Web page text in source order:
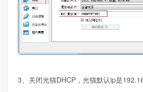
3、关闭光猫DHCP，光猫默认ip是